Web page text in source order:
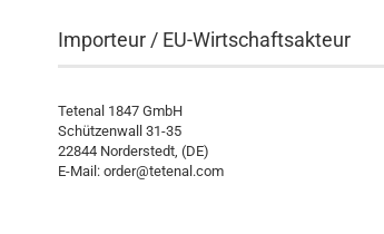
Importeur / EU-Wirtschaftsakteur
Tetenal 1847 GmbH
Schützenwall 31-35
22844 Norderstedt, (DE)
E-Mail: order@tetenal.com